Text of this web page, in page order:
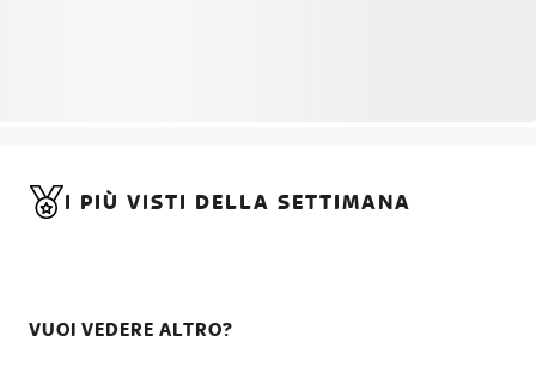
I PIÙ VISTI DELLA SETTIMANA
VUOI VEDERE ALTRO?